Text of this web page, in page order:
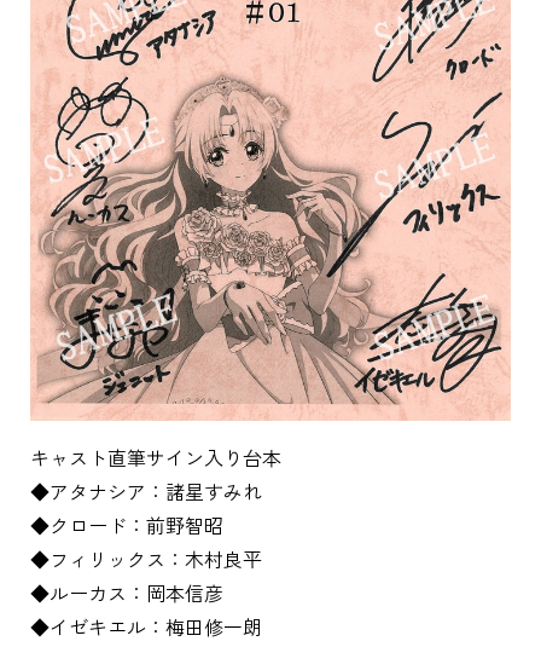
キャスト直筆サイン入り台本
◆アタナシア：諸星すみれ
◆クロード：前野智昭
◆フィリックス：木村良平
◆ルーカス：岡本信彦
◆イゼキエル：梅田修一朗